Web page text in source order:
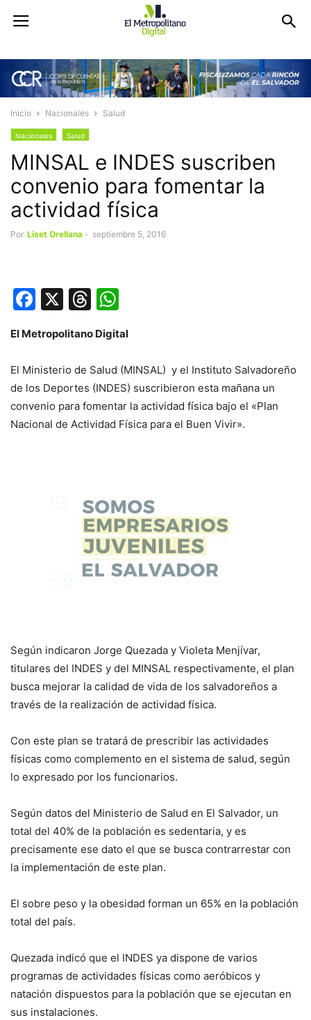
Inicio Nacionales Salud
Nacionales Salud
MINSAL e INDES suscriben
convenio para fomentar la
actividad física
Por Liset Orellana - septiembre 5, 2016
Facebook
X Threads
El Metropolitano Digital
El Ministerio de Salud (MINSAL) y el Instituto Salvadoreño
de los Deportes (INDES) suscribieron esta mañana un
convenio para fomentar la actividad física bajo el «Plan
Nacional de Actividad Física para el Buen Vivir».
Según indicaron Jorge Quezada y Violeta Menjívar,
titulares del INDES y del MINSAL respectivamente, el plan
busca mejorar la calidad de vida de los salvadoreños a
través de la realización de actividad física.
Con este plan se tratará de prescribir las actividades
físicas como complemento en el sistema de salud, según
lo expresado por los funcionarios.
Según datos del Ministerio de Salud en El Salvador, un
total del 40% de la población es sedentaria, y es
precisamente ese dato el que se busca contrarrestar con
la implementación de este plan.
El sobre peso y la obesidad forman un 65% en la población
total del país.
Quezada indicó que el INDES ya dispone de varios
programas de actividades físicas como aeróbicos y
natación dispuestos para la población que se ejecutan en
sus instalaciones.